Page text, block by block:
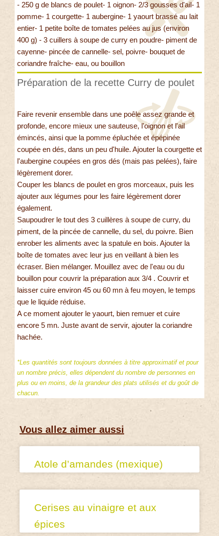
- 250 g de blancs de poulet- 1 oignon- 2/3 gousses d'ail- 1
pomme- 1 courgette- 1 aubergine- 1 yaourt brassé au lait
entier- 1 petite boîte de tomates pelées au jus (environ
400 g) - 3 cuillers à soupe de curry en poudre- piment de
cayenne- pincée de cannelle- sel, poivre- bouquet de
coriandre fraîche- eau, ou bouillon
Préparation de la recette Curry de poulet
Faire revenir ensemble dans une poêle assez grande et
profonde, encore mieux une sauteuse, l'oignon et l'ail
émincés, ainsi que la pomme épluchée et épépinée
coupée en dés, dans un peu d'huile. Ajouter la courgette et
l'aubergine coupées en gros dés (mais pas pelées), faire
légèrement dorer.
Couper les blancs de poulet en gros morceaux, puis les
ajouter aux légumes pour les faire légèrement dorer
également.
Saupoudrer le tout des 3 cuillères à soupe de curry, du
piment, de la pincée de cannelle, du sel, du poivre. Bien
enrober les aliments avec la spatule en bois. Ajouter la
boîte de tomates avec leur jus en veillant à bien les
écraser. Bien mélanger. Mouillez avec de l'eau ou du
bouillon pour couvrir la préparation aux 3/4 . Couvrir et
laisser cuire environ 45 ou 60 mn à feu moyen, le temps
que le liquide réduise.
A ce moment ajouter le yaourt, bien remuer et cuire
encore 5 mn. Juste avant de servir, ajouter la coriandre
hachée.
*Les quantités sont toujours données à titre approximatif et pour
un nombre précis, elles dépendent du nombre de personnes en
plus ou en moins, de la grandeur des plats utilisés et du goût de
chacun.
Vous allez aimer aussi
Atole d’amandes (mexique)
Cerises au vinaigre et aux
épices